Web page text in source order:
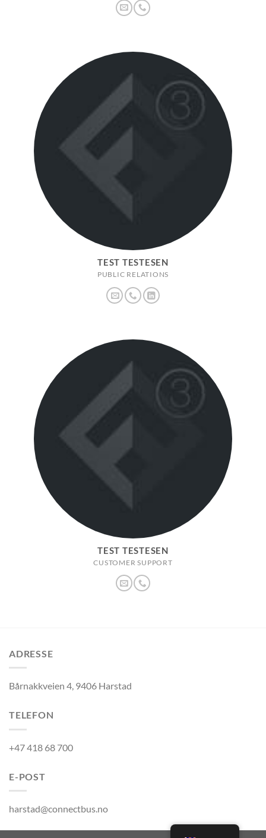
TEST TESTESEN
PUBLIC RELATIONS
TEST TESTESEN
CUSTOMER SUPPORT
ADRESSE
Bårnakkveien 4, 9406 Harstad
TELEFON
+47 418 68 700
E-POST
harstad@connectbus.no